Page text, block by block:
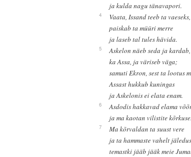
ja kulda nagu tänavapori.
4
Vaata, Issand teeb ta vaeseks,
paiskab ta müüri merre
ja laseb tal tules hävida.
5
Askelon näeb seda ja kardab,
ka Assa, ja väriseb väga;
samuti Ekron, sest ta lootus
Assast hukkub kuningas
ja Askelonis ei elata enam.
6
Asdodis hakkavad elama
ja ma kaotan vilistite kõrkuse.
7
Ma kõrvaldan ta suust vere
ja ta hammaste vahelt
temastki jääb jääk meie